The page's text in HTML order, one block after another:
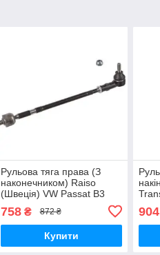
Рульова тяга права (З
наконечником) Raiso
(Швеція) VW Passat B3
357804W UAKJRVL17
758₴ 872 ₴
Купити
904